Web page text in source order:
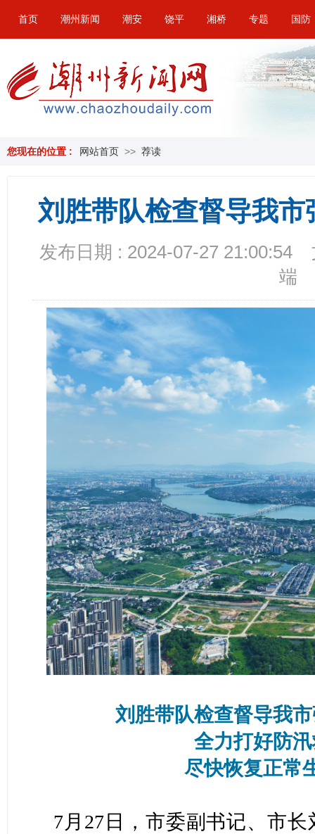
首页 潮州新闻 潮安 饶平 湘桥 专题 国防
您现在的位置 : 网站首页 >> 荐读
刘胜带队检查督导我
发布日期 : 2024-07-27 21:00:54
端
刘胜带队检查督导我
全力打好防
尽快恢复正常
7月27日，市委副书记、市